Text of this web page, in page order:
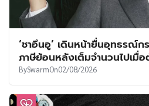
‘ชาอึนอู’ เดินหน้ายื่นอุทธรณ์ก
ภาษีย้อนหลังเต็มจำนวนไปเมื่
BySwarmOn02/08/2026